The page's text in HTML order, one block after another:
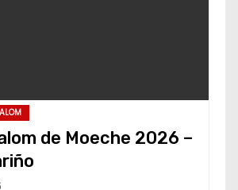
de Moeche 2026 –